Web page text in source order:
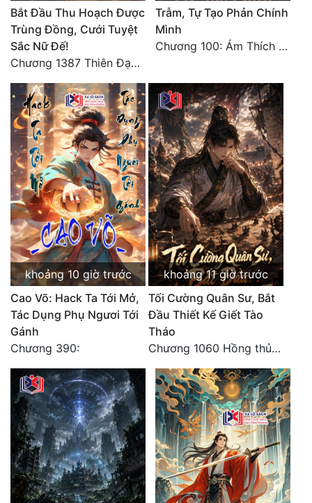
Bắt Đầu Thu Hoạch Được
Trùng Đồng, Cưới Tuyệt
Sắc Nữ Đế!
Chương 1387 Thiên Đạo đắc ý
Trẫm, Tự Tạo Phản Chính
Mình
Chương 100: Ám Thích Trên Vân Sơn
khoảng 10 giờ trước
Cao Võ: Hack Ta Tới Mở,
Tác Dụng Phụ Ngươi Tới
Gánh
Chương 390:
khoảng 11 giờ trước
Tối Cường Quân Sư, Bắt
Đầu Thiết Kế Giết Tào
Tháo
Chương 1060 Hồng thủy ngập trời, thời khắc tuyệt vọng (2/2)